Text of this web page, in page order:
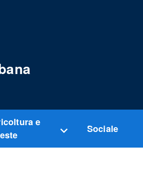
e
Sociale